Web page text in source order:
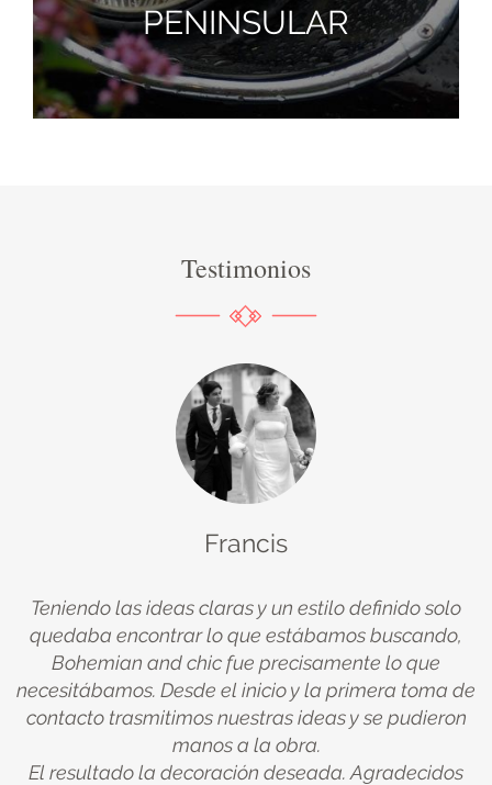
PENINSULAR
Testimonios
Francis
Teniendo las ideas claras y un estilo definido solo
quedaba encontrar lo que estábamos buscando,
Bohemian and chic fue precisamente lo que
necesitábamos. Desde el inicio y la primera toma de
contacto trasmitimos nuestras ideas y se pudieron
manos a la obra.
El resultado la decoración deseada. Agradecidos